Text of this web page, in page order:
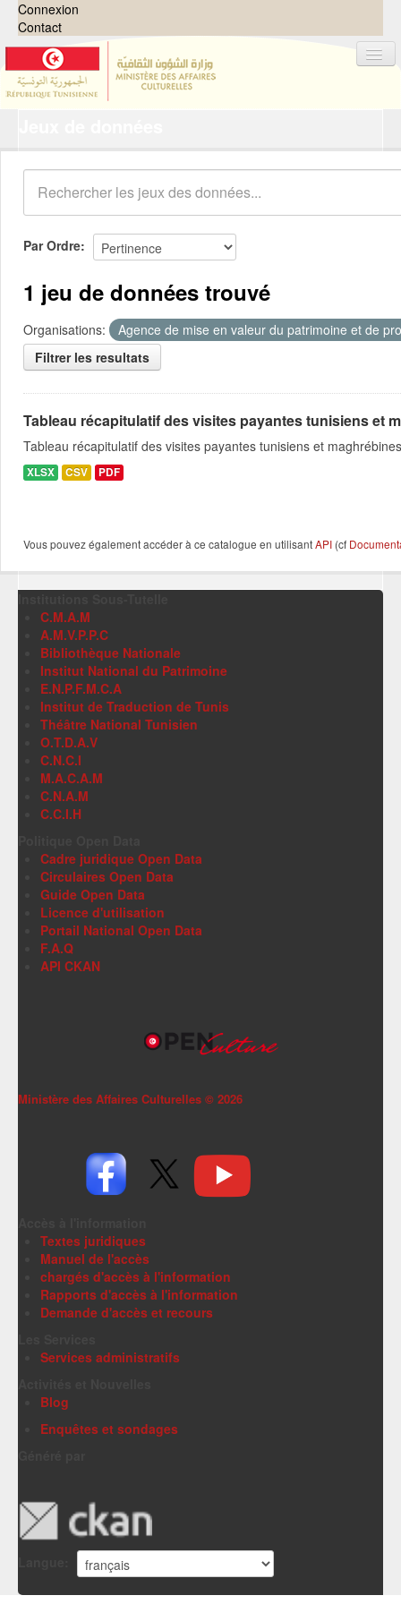
Connexion
Contact
Organisations
Groupes
Demandes 0
À propos
Par Ordre
1 jeu de données trouvé
Organisations:
Agence de mise en valeur du patrimoine et de
Filtrer les resultats
Tableau récapitulatif des visites payantes tunisiens et
Tableau récapitulatif des visites payantes tunisiens et
XLSX CSV PDF
Vous pouvez également accéder à ce catalogue en utilisantAPI (cf
C.M.A.M
A.M.V.P.P.C
Bibliothèque Nationale
Institut National du Patrimoine
E.N.P.F.M.C.A
Institut de Traduction de Tunis
Théâtre National Tunisien
O.T.D.A.V
C.N.C.I
M.A.C.A.M
C.N.A.M
C.C.I.H
Cadre juridique Open Data
Circulaires Open Data
Guide Open Data
Licence d'utilisation
Portail National Open Data
F.A.Q
API CKAN
Ministère des Affaires Culturelles © 2026
Textes juridiques
Manuel de l'accès
chargés d'accès à l'information
Rapports d'accès à l'information
Demande d'accès et recours
Services administratifs
Blog
Enquêtes et sondages